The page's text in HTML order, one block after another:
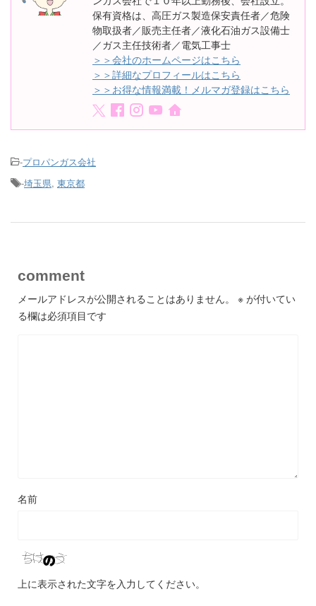
保有資格は、高圧ガス製造保安責任者／危険
物取扱者／販売主任者／液化石油ガス設備士
／ガス主任技術者／電気工事士
＞＞会社のホームページはこちら
＞＞詳細なプロフィールはこちら
＞＞お得な情報満載！メルマガ登録はこちら
-プロパンガス会社
-埼玉県, 東京都
comment
メールアドレスが公開されることはありません。 ※ が付いてい
る欄は必須項目です
名前
上に表示された文字を入力してください。